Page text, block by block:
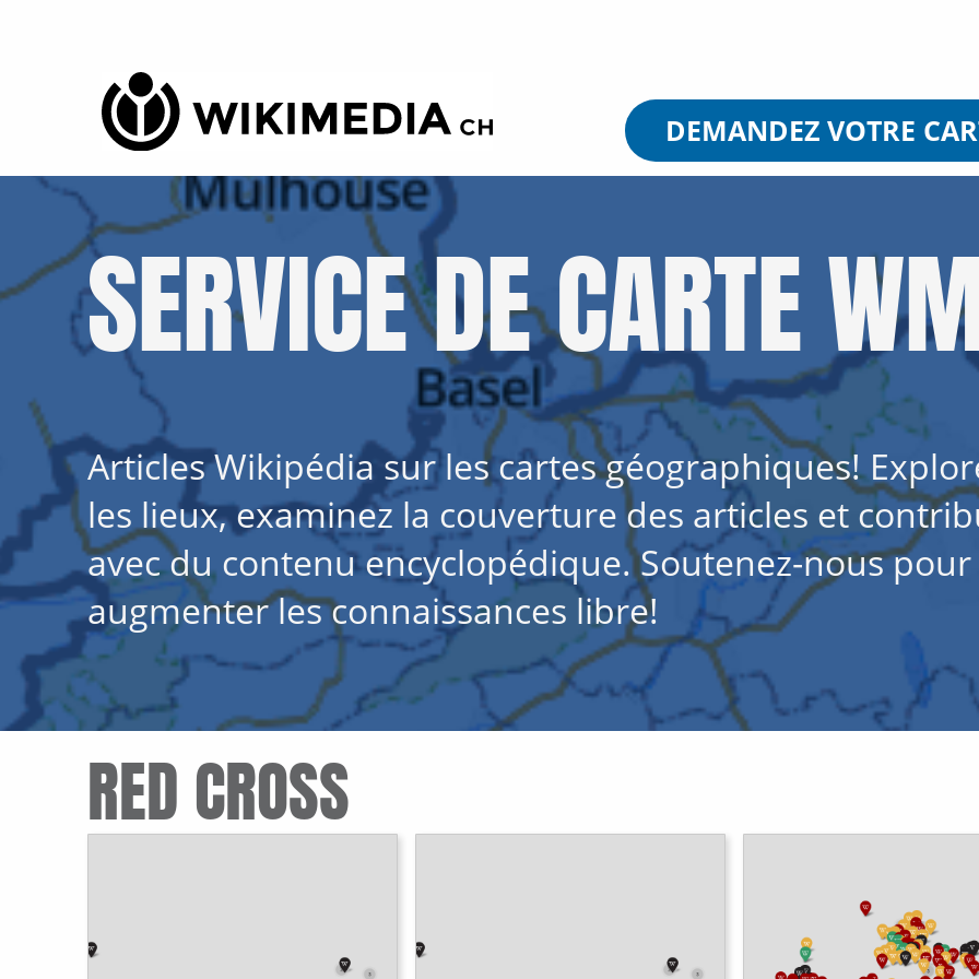
DEMANDEZ VOTRE
SERVICE DE CARTE
Articles Wikipédia sur les cartes géographiques!
les lieux, examinez la couverture des articles et
avec du contenu encyclopédique. Soutenez-nous pour
augmenter les connaissances libre!
RED CROSS